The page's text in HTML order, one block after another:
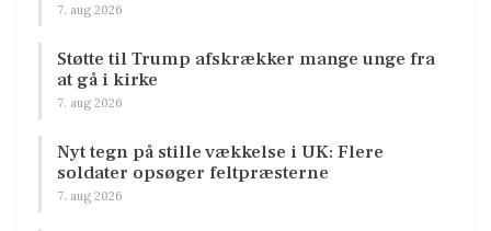
7. aug 2026
Støtte til Trump afskrækker mange unge fra
at gå i kirke
7. aug 2026
Nyt tegn på stille vækkelse i UK: Flere
soldater opsøger feltpræsterne
7. aug 2026